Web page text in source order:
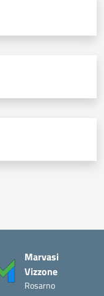
Marvasi
Vizzone
Rosarno